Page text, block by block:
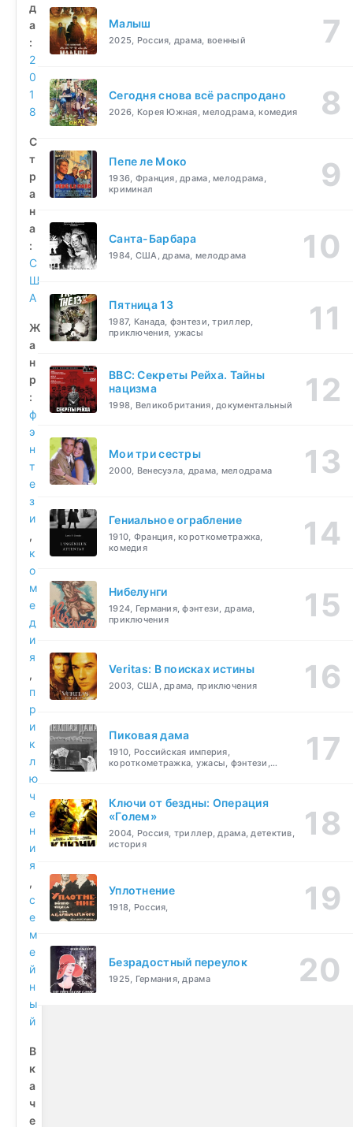
д
а
:
2
0
1
8
С
т
р
а
н
а
:
С
Ш
А
Ж
а
н
р
:
ф
э
н
т
е
з
и
,
к
о
м
е
д
и
я
,
п
р
и
к
л
ю
ч
е
н
и
я
,
с
е
м
е
й
н
ы
й
В
к
а
ч
е
Малыш
2025, Россия, драма, военный
Сегодня снова всё распродано
2026, Корея Южная, мелодрама, комедия
Пепе ле Моко
1936, Франция, драма, мелодрама,
криминал
Санта-Барбара
1984, США, драма, мелодрама
Пятница 13
1987, Канада, фэнтези, триллер,
приключения, ужасы
BBC: Секреты Рейха. Тайны
нацизма
1998, Великобритания, документальный
Мои три сестры
2000, Венесуэла, драма, мелодрама
Гениальное ограбление
1910, Франция, короткометражка,
комедия
Нибелунги
1924, Германия, фэнтези, драма,
приключения
Veritas: В поисках истины
2003, США, драма, приключения
Пиковая дама
1910, Российская империя,
короткометражка, ужасы, фэнтези,
Ключи от бездны: Операция
«Голем»
2004, Россия, триллер, драма, детектив,
история
Уплотнение
1918, Россия,
Безрадостный переулок
1925, Германия, драма